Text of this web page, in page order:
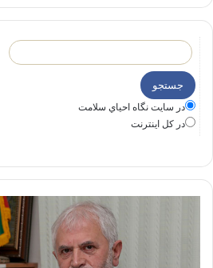
در سايت نگاه احياي سلامت
در كل اينترنت